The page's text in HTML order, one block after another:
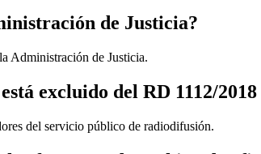
de Justicia?
Administración de Justicia.
excluido del RD 1112/
del servicio público de radiodifusión.